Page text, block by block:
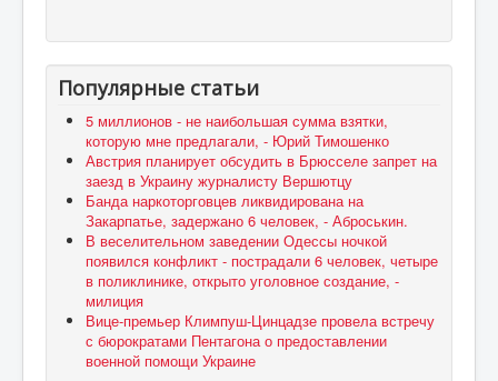
Популярные статьи
5 миллионов - не наибольшая сумма взятки,
которую мне предлагали, - Юрий Тимошенко
Австрия планирует обсудить в Брюсселе запрет на
заезд в Украину журналисту Вершютцу
Банда наркоторговцев ликвидирована на
Закарпатье, задержано 6 человек, - Аброськин.
В веселительном заведении Одессы ночкой
появился конфликт - пострадали 6 человек, четыре
в поликлинике, открыто уголовное создание, -
милиция
Вице-премьер Климпуш-Цинцадзе провела встречу
с бюрократами Пентагона о предоставлении
военной помощи Украине